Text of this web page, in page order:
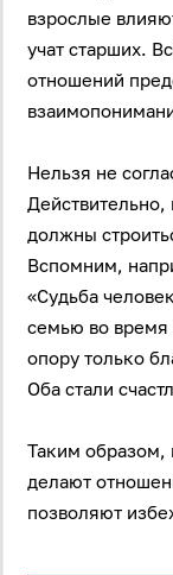
взрослые
учат старших.
отношений
Нельзя не
должны
Вспомним,
«Судьба
семью во время
опору только
Оба стали
Таким образом,
делают
позволяют